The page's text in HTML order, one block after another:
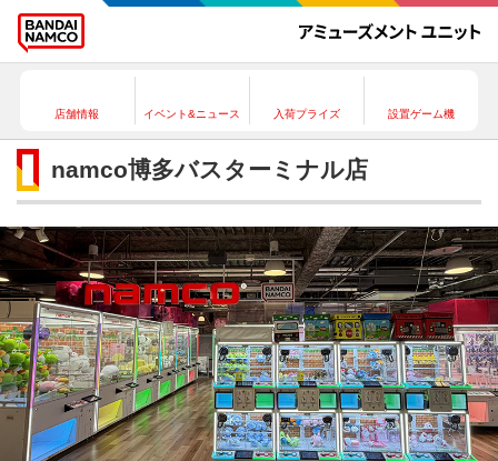
店舗情報 イベント&ニュース 入荷プライズ 設置ゲーム機
namco博多バスターミナル店